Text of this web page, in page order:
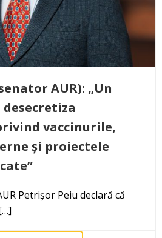
AUR): „Un
desecretiza
vaccinurile,
și proiectele
Petrișor Peiu declară că